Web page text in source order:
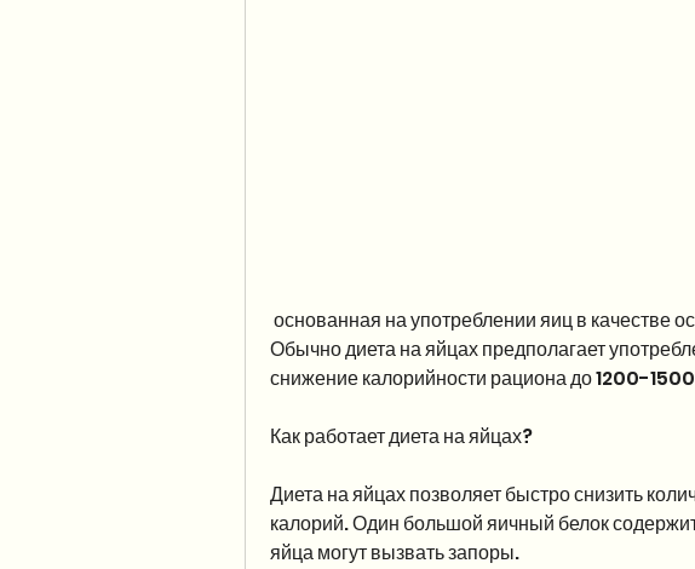
Обычно диета на яйцах предполагает
снижение калорийности рациона до 1200-1500
Как работает диета на яйцах?
Диета на яйцах позволяет быстро снизить
калорий. Один большой яичный белок содержит
яйца могут вызвать запоры.